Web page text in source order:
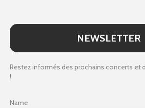
NEWSLETTER
Restez informés des prochains concerts et
!
Name